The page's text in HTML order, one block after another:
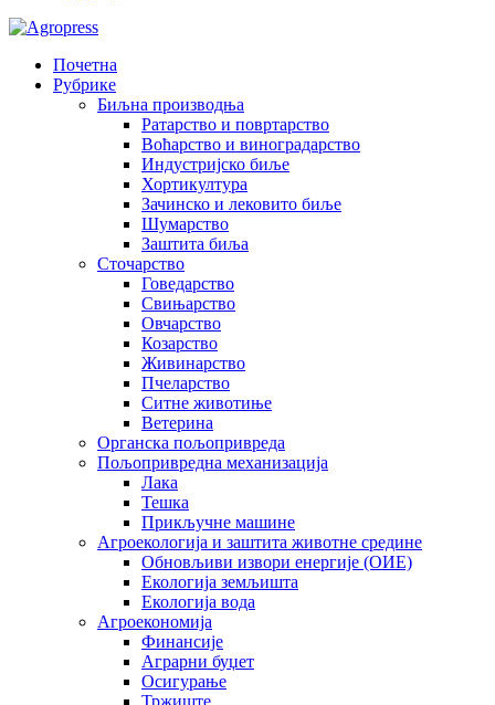
Почетна
Рубрике
Биљна производња
Ратарство и повртарство
Воћарство и виноградарство
Индустријско биље
Хортикултура
Зачинско и лековито биље
Шумарство
Заштита биља
Сточарство
Говедарство
Свињарство
Овчарство
Козарство
Живинарство
Пчеларство
Ситне животиње
Ветерина
Органска пољопривреда
Пољопривредна механизација
Лака
Тешка
Прикључне машине
Агроекологија и заштита животне средине
Обновљиви извори енергије (ОИЕ)
Екологија земљишта
Екологија вода
Агроекономија
Финансије
Аграрни буџет
Осигурање
Тржиште